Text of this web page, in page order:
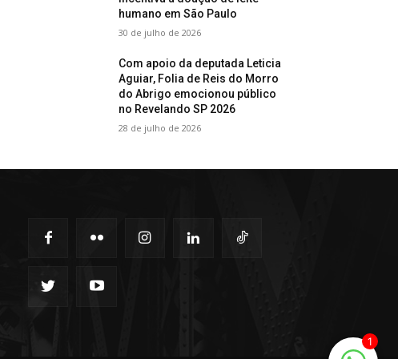
humano em São Paulo
30 de julho de 2026
Com apoio da deputada Leticia
Aguiar, Folia de Reis do Morro
do Abrigo emocionou público
no Revelando SP 2026
28 de julho de 2026
1